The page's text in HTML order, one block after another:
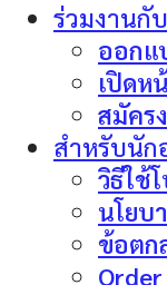
ร่วมงานกับ
ออกแ
เปิดห
สมัคร
สำหรับนัก
วิธีใช้
นโยบ
ข้อตก